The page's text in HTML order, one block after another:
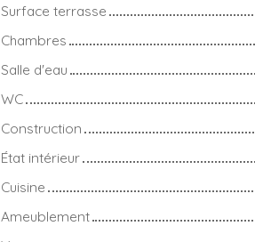
Surface terrasse
Chambres
Salle d'eau
WC
Construction
État intérieur
Cuisine
Ameublement